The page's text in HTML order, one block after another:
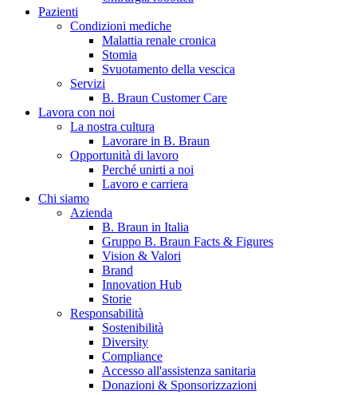
Catalogo prodotti
Trova il prodotto che stai cercando. Visita il catalogo B. Braun
Hai domande o richieste? Scrivici per entrare subito in contatto
Pazienti
Condizioni mediche
Malattia renale cronica
Stomia
Svuotamento della vescica
Servizi
B. Braun Customer Care
Lavora con noi
La nostra cultura
Lavorare in B. Braun
Opportunità di lavoro
Perché unirti a noi
Lavoro e carriera
Chi siamo
Azienda
B. Braun in Italia
Gruppo B. Braun Facts & Figures
Vision & Valori
Brand
Innovation Hub
Storie
Responsabilità
Sostenibilità
Diversity
Compliance
Accesso all'assistenza sanitaria
Donazioni & Sponsorizzazioni